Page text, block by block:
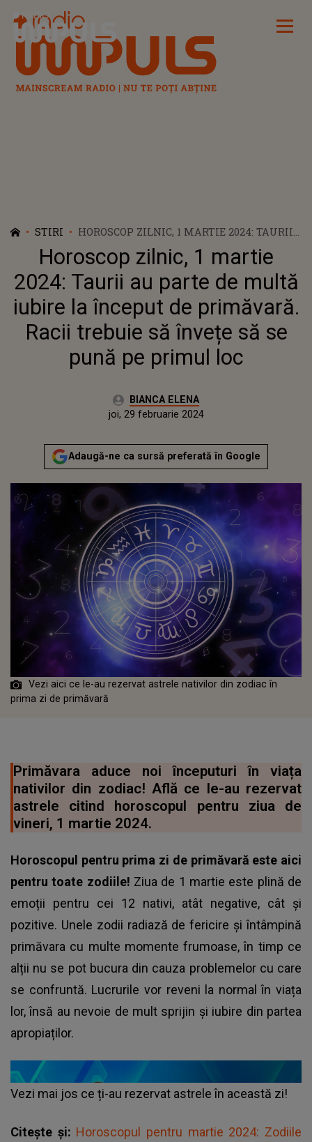
Radio Impuls
STIRI
HOROSCOP ZILNIC, 1 MARTIE 2024: TAURII
AU PARTE DE MULTĂ IUBIRE LA ÎNCEPUT
DE PRIMĂVARĂ. RACII TREBUIE SĂ ÎNVEȚE
SĂ SE PUNĂ PE PRIMUL LOC
Horoscop zilnic, 1 martie
2024: Taurii au parte de multă
iubire la început de primăvară.
Racii trebuie să învețe să se
pună pe primul loc
Autor:BIANCA ELENA
Publicat:
joi, 29 februarie 2024
Adaugă-ne ca sursă preferată în Google
Vezi aici ce le-au rezervat astrele nativilor din zodiac în
prima zi de primăvară
Primăvara aduce noi începuturi în viața
nativilor din zodiac! Află ce le-au rezervat
astrele citind horoscopul pentru ziua de
vineri, 1 martie 2024.
Horoscopul pentru prima zi de primăvară este aici
pentru toate zodiile! Ziua de 1 martie este plină de
emoții pentru cei 12 nativi, atât negative, cât și
pozitive. Unele zodii radiază de fericire și întâmpină
primăvara cu multe momente frumoase, în timp ce
alții nu se pot bucura din cauza problemelor cu care
se confruntă. Lucrurile vor reveni la normal în viața
lor, însă au nevoie de mult sprijin și iubire din partea
apropiaților.
Vezi mai jos ce ți-au rezervat astrele în această zi!
Citește și: Horoscopul pentru martie 2024: Zodiile